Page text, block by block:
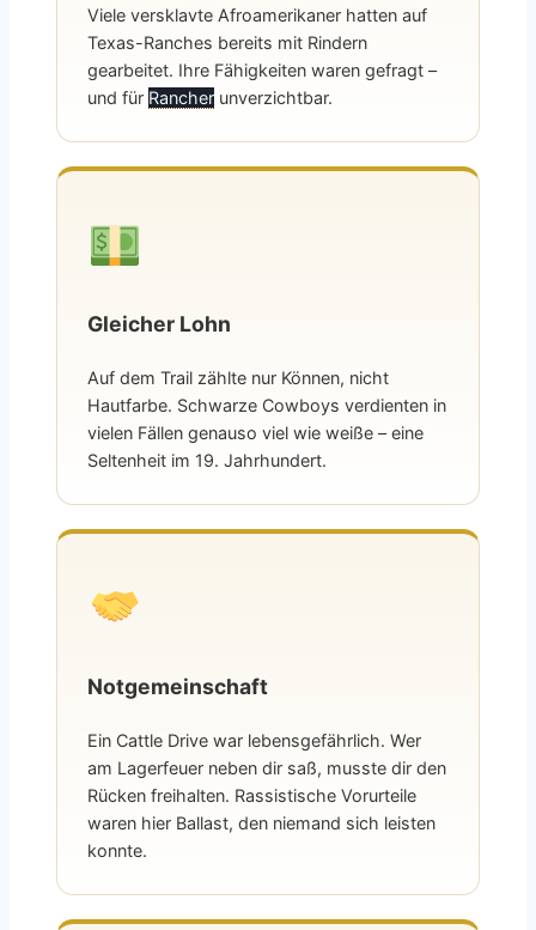
Viele versklavte Afroamerikaner hatten auf
Texas-Ranches bereits mit Rindern
gearbeitet. Ihre Fähigkeiten waren gefragt –
und für Rancher unverzichtbar.
Gleicher Lohn
Auf dem Trail zählte nur Können, nicht
Hautfarbe. Schwarze Cowboys verdienten in
vielen Fällen genauso viel wie weiße – eine
Seltenheit im 19. Jahrhundert.
Notgemeinschaft
Ein Cattle Drive war lebensgefährlich. Wer
am Lagerfeuer neben dir saß, musste dir den
Rücken freihalten. Rassistische Vorurteile
waren hier Ballast, den niemand sich leisten
konnte.